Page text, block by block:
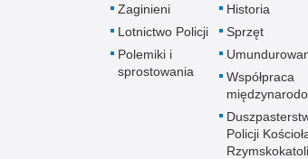
Zaginieni
Lotnictwo Policji
Polemiki i
sprostowania
Historia
Sprzęt
Współpraca
Policji